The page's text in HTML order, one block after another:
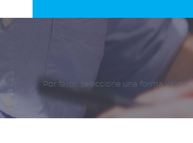
Por favor, seleccione una forma válida